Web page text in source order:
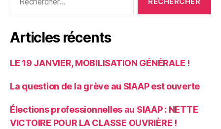
Articles récents
LE 19 JANVIER, MOBILISATION GÉNÉRALE !
La question de la grève au SIAAP est ouverte
Élections professionnelles au SIAAP : NETTE
VICTOIRE POUR LA CLASSE OUVRIÈRE !